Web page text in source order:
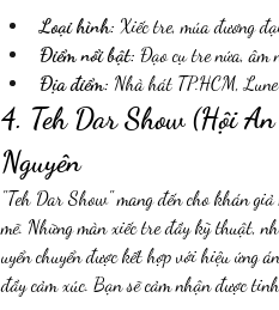
Loại hình: Xiếc tre, múa đương
Điểm nổi bật: Đạo cụ tre nứa, âm
Địa điểm: Nhà hát TP.HCM,
4. Teh Dar Show (Hội
Nguyên
"Teh Dar Show" mang đến cho khán
mẽ. Những màn xiếc tre đầy kỹ thuật,
uyển chuyển được kết hợp với hiệu ứng
đầy cảm xúc. Bạn sẽ cảm nhận được